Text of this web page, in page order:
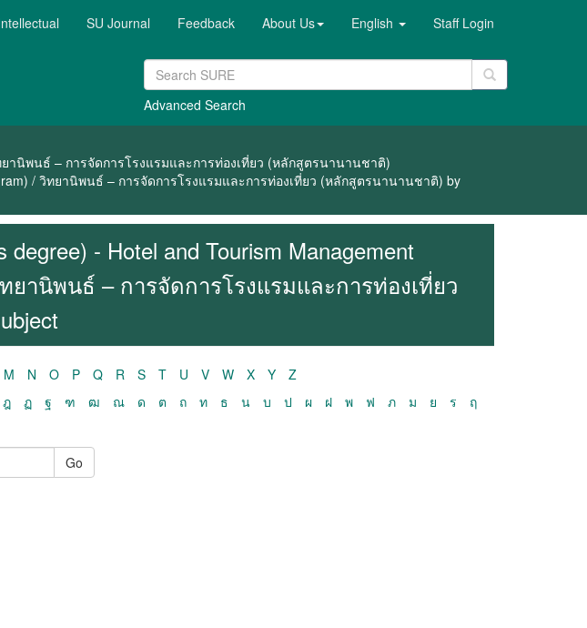
SU Journal Feedback About Us English Staff Login
Advanced Search
ยานิพนธ์ – การจัดการโรงแรมและการท่องเที่ยว (หลักสูตรนานานชาติ)
/ วิทยานิพนธ์ – การจัดการโรงแรมและการท่องเที่ยว (หลักสูตรนานานชาติ) by
degree) - Hotel and Tourism Management
ยานิพนธ์ – การจัดการโรงแรมและการท่องเที่ยว
M N O P Q R S T U V W X Y
Z
ฎ ฏ ฐ ฑ ฒ ณ ด ต ถ ท ธ น บ ป ผ ฝ พ ฟ ภ ม ย ร
ฤ
Go